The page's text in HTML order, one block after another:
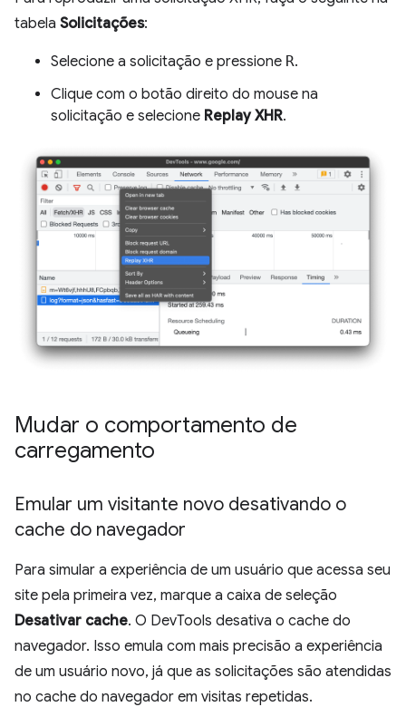
tabela Solicitações:
Selecione a solicitação e pressione R.
Clique com o botão direito do mouse na
solicitação e selecione Replay XHR.
Mudar o comportamento de
carregamento
Emular um visitante novo desativando o
cache do navegador
Para simular a experiência de um usuário que acessa seu
site pela primeira vez, marque a caixa de seleção
Desativar cache. O DevTools desativa o cache do
navegador. Isso emula com mais precisão a experiência
de um usuário novo, já que as solicitações são atendidas
no cache do navegador em visitas repetidas.